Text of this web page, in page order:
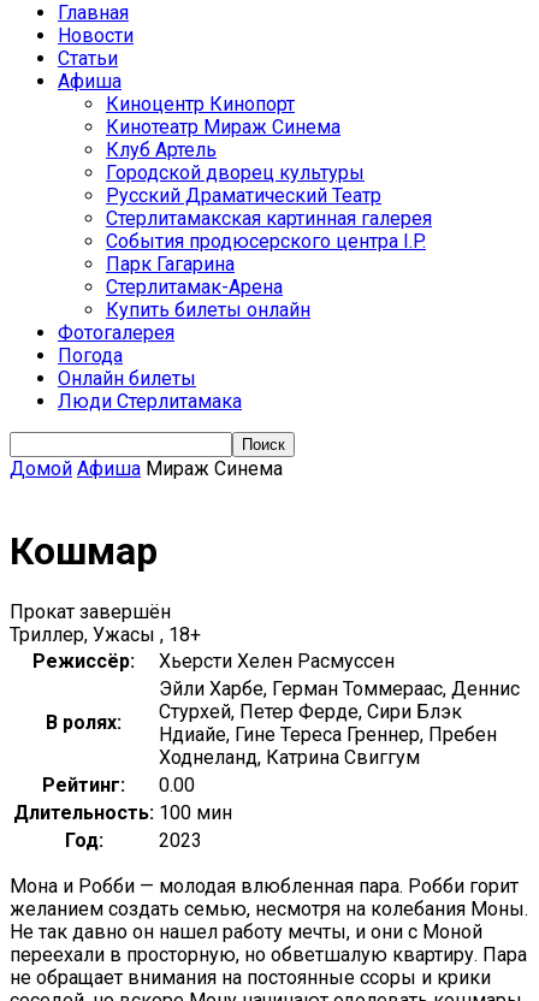
Главная
Новости
Статьи
Афиша
Киноцентр Кинопорт
Кинотеатр Мираж Синема
Клуб Артель
Городской дворец культуры
Русский Драматический Театр
Стерлитамакская картинная галерея
События продюсерского центра I.P.
Парк Гагарина
Стерлитамак-Арена
Купить билеты онлайн
Фотогалерея
Погода
Онлайн билеты
Люди Стерлитамака
Домой Афиша Мираж Синема
Кошмар
Прокат завершён
Триллер, Ужасы , 18+
Режиссёр:
Хьерсти Хелен Расмуссен
В ролях:
Эйли Харбе, Герман Томмераас, Деннис
Стурхей, Петер Ферде, Сири Блэк
Ндиайе, Гине Тереса Греннер, Пребен
Ходнеланд, Катрина Свиггум
Рейтинг:
0.00
Длительность: 100 мин
Год:
2023
Мона и Робби — молодая влюбленная пара. Робби горит
желанием создать семью, несмотря на колебания Моны.
Не так давно он нашел работу мечты, и они с Моной
переехали в просторную, но обветшалую квартиру. Пара
не обращает внимания на постоянные ссоры и крики